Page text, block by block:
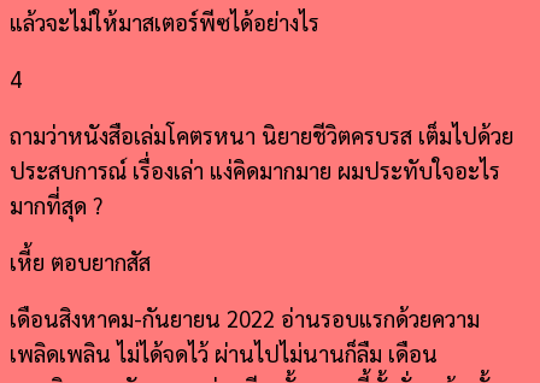
แล้วจะไม่ให้มาสเตอร์พีซได้อย่างไร
4
ถามว่าหนังสือเล่มโคตรหนา นิยายชีวิตครบรส เต็มไปด้วย
ประสบการณ์ เรื่องเล่า แง่คิดมากมาย ผมประทับใจอะไร
มากที่สุด ?
เหี้ย ตอบยากสัส
เดือนสิงหาคม-กันยายน 2022 อ่านรอบแรกด้วยความ
เพลิดเพลิน ไม่ได้จดไว้ ผ่านไปไม่นานก็ลืม เดือน